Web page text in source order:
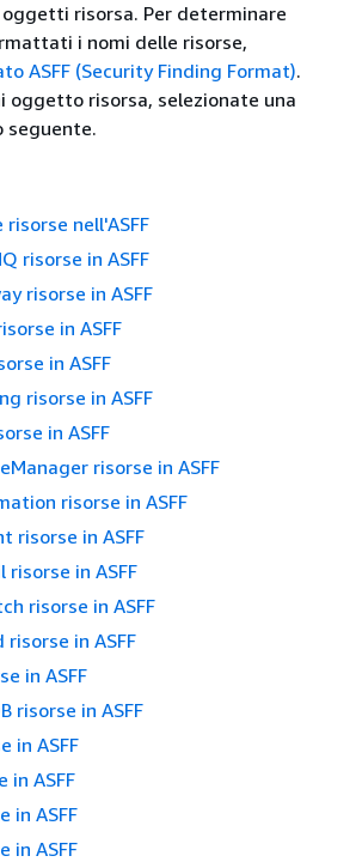
risorsa. Per determinare
i nomi delle risorse,
ASFF (Security Finding Format).
oggetto risorsa, selezionate una
seguente.
nell'ASFF
risorse in ASFF
risorse in ASFF
in ASFF
in ASFF
risorse in ASFF
in ASFF
risorse in ASFF
risorse in ASFF
risorse in ASFF
risorse in ASFF
risorse in ASFF
risorse in ASFF
in ASFF
risorse in ASFF
in ASFF
in ASFF
in ASFF
in ASFF